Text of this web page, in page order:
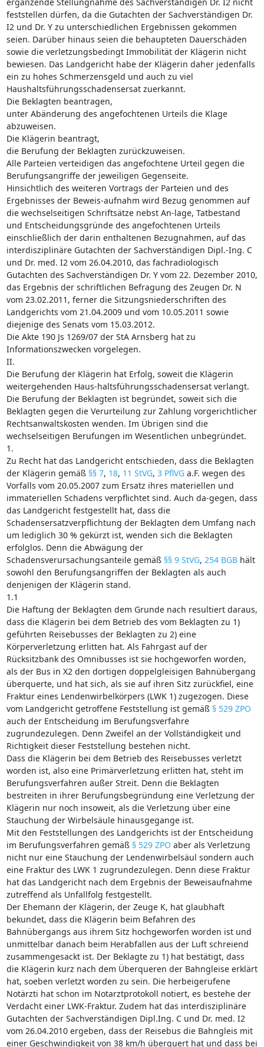
feststellen dürfen, da die Gutachten der Sachverständigen Dr.
I2 und Dr. Y zu unterschiedlichen Ergebnissen gekommen
seien. Darüber hinaus seien die behaupteten Dauerschäden
sowie die verletzungsbedingt Immobilität der Klägerin nicht
bewiesen. Das Landgericht habe der Klägerin daher jedenfalls
ein zu hohes Schmerzensgeld und auch zu viel
Haushaltsführungsschadensersat zuerkannt.
Die Beklagten beantragen,
unter Abänderung des angefochtenen Urteils die Klage
abzuweisen.
Die Klägerin beantragt,
die Berufung der Beklagten zurückzuweisen.
Alle Parteien verteidigen das angefochtene Urteil gegen die
Berufungsangriffe der jeweiligen Gegenseite.
Hinsichtlich des weiteren Vortrags der Parteien und des
Ergebnisses der Beweis-aufnahm wird Bezug genommen auf
die wechselseitigen Schriftsätze nebst An-lage, Tatbestand
und Entscheidungsgründe des angefochtenen Urteils
einschließlich der darin enthaltenen Bezugnahmen, auf das
interdisziplinäre Gutachten der Sachverständigen Dipl.-Ing. C
und Dr. med. I2 vom 26.04.2010, das fachradiologisch
Gutachten des Sachverständigen Dr. Y vom 22. Dezember 2010,
das Ergebnis der schriftlichen Befragung des Zeugen Dr. N
vom 23.02.2011, ferner die Sitzungsniederschriften des
Landgerichts vom 21.04.2009 und vom 10.05.2011 sowie
diejenige des Senats vom 15.03.2012.
Die Akte 190 Js 1269/07 der StA Arnsberg hat zu
Informationszwecken vorgelegen.
II.
Die Berufung der Klägerin hat Erfolg, soweit die Klägerin
weitergehenden Haus-haltsführungsschadensersat verlangt.
Die Berufung der Beklagten ist begründet, soweit sich die
Beklagten gegen die Verurteilung zur Zahlung vorgerichtlicher
Rechtsanwaltskosten wenden. Im Übrigen sind die
wechselseitigen Berufungen im Wesentlichen unbegründet.
1.
Zu Recht hat das Landgericht entschieden, dass die Beklagten
der Klägerin gemäß §§ 7, 18, 11 StVG, 3 PflVGa.F. wegen des
Vorfalls vom 20.05.2007 zum Ersatz ihres materiellen und
immateriellen Schadens verpflichtet sind. Auch da-gegen, dass
das Landgericht festgestellt hat, dass die
Schadensersatzverpflichtung der Beklagten dem Umfang nach
um lediglich 30 % gekürzt ist, wenden sich die Beklagten
erfolglos. Denn die Abwägung der
Schadensverursachungsanteile gemäß §§ 9 StVG, 254 BGBhält
sowohl den Berufungsangriffen der Beklagten als auch
denjenigen der Klägerin stand.
1.1
Die Haftung der Beklagten dem Grunde nach resultiert daraus,
dass die Klägerin bei dem Betrieb des vom Beklagten zu 1)
geführten Reisebusses der Beklagten zu 2) eine
Körperverletzung erlitten hat. Als Fahrgast auf der
Rücksitzbank des Omnibusses ist sie hochgeworfen worden,
als der Bus in X2 den dortigen doppelgleisigen Bahnübergang
überquerte, und hat sich, als sie auf ihren Sitz zurückfiel, eine
Fraktur eines Lendenwirbelkörpers (LWK 1) zugezogen. Diese
vom Landgericht getroffene Feststellung ist gemäß § 529 ZPO
auch der Entscheidung im Berufungsverfahre
zugrundezulegen. Denn Zweifel an der Vollständigkeit und
Richtigkeit dieser Feststellung bestehen nicht.
Dass die Klägerin bei dem Betrieb des Reisebusses verletzt
worden ist, also eine Primärverletzung erlitten hat, steht im
Berufungsverfahren außer Streit. Denn die Beklagten
bestreiten in ihrer Berufungsbegründung eine Verletzung der
Klägerin nur noch insoweit, als die Verletzung über eine
Stauchung der Wirbelsäule hinausgegange ist.
Mit den Feststellungen des Landgerichts ist der Entscheidung
im Berufungsverfahren gemäß § 529 ZPO aber als Verletzung
nicht nur eine Stauchung der Lendenwirbelsäul sondern auch
eine Fraktur des LWK 1 zugrundezulegen. Denn diese Fraktur
hat das Landgericht nach dem Ergebnis der Beweisaufnahme
zutreffend als Unfallfolg festgestellt.
Der Ehemann der Klägerin, der Zeuge K, hat glaubhaft
bekundet, dass die Klägerin beim Befahren des
Bahnübergangs aus ihrem Sitz hochgeworfen worden ist und
unmittelbar danach beim Herabfallen aus der Luft schreiend
zusammengesackt ist. Der Beklagte zu 1) hat bestätigt, dass
die Klägerin kurz nach dem Überqueren der Bahngleise erklärt
hat, soeben verletzt worden zu sein. Die herbeigerufene
Notärzti hat schon im Notarztprotokoll notiert, es bestehe der
Verdacht einer LWK-Fraktur. Zudem hat das interdisziplinäre
Gutachten der Sachverständigen Dipl.Ing. C und Dr. med. I2
vom 26.04.2010 ergeben, dass der Reisebus die Bahngleis mit
einer Geschwindigkeit von 38 km/h überquert hat und dass bei